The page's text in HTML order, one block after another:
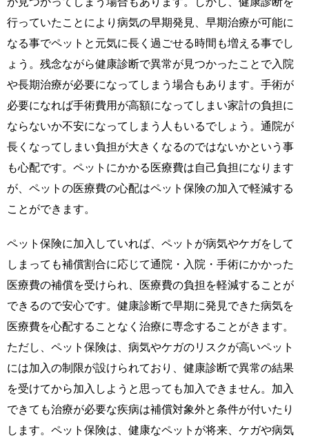
行っていたことにより病気の早期発見、早期治療が可能に
なる事でペットと元気に長く過ごせる時間も増える事でし
ょう。残念ながら健康診断で異常が見つかったことで入院
や長期治療が必要になってしまう場合もあります。手術が
必要になれば手術費用が高額になってしまい家計の負担に
ならないか不安になってしまう人もいるでしょう。通院が
長くなってしまい負担が大きくなるのではないかという事
も心配です。ペットにかかる医療費は自己負担になります
が、ペットの医療費の心配はペット保険の加入で軽減する
ことができます。
ペット保険に加入していれば、ペットが病気やケガをして
しまっても補償割合に応じて通院・入院・手術にかかった
医療費の補償を受けられ、医療費の負担を軽減することが
できるので安心です。健康診断で早期に発見できた病気を
医療費を心配することなく治療に専念することがきます。
ただし、ペット保険は、病気やケガのリスクが高いペット
には加入の制限が設けられており、健康診断で異常の結果
を受けてから加入しようと思っても加入できません。加入
できても治療が必要な疾病は補償対象外と条件が付いたり
します。ペット保険は、健康なペットが将来、ケガや病気